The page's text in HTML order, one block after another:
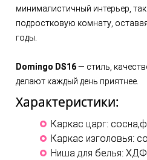
минималистичный интерьер,
подростковую комнату,
годы.
Domingo DS16— стиль,
делают каждый день приятнее.
Характеристики:
Каркас царг:
Каркас изголовья:
Ниша для белья: